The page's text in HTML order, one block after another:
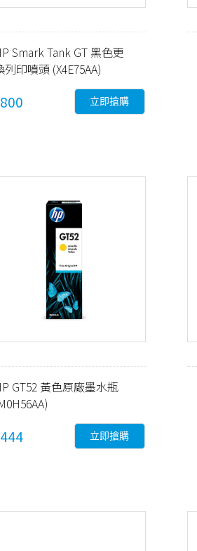
Smark Tank GT 黑色更
列印噴頭 (X4E75AA)
立即搶購
GT52 黃色原廠墨水瓶
立即搶購